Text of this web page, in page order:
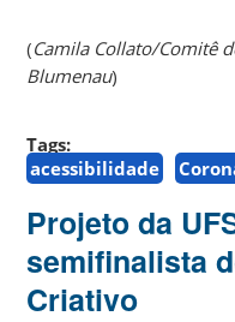
(Camila Collato/Comitê
Blumenau)
Tags:
acessibilidade
Projeto da
semifinalista
Criativo